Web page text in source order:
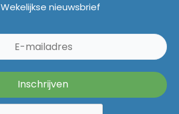
Wekelijkse nieuwsbrief